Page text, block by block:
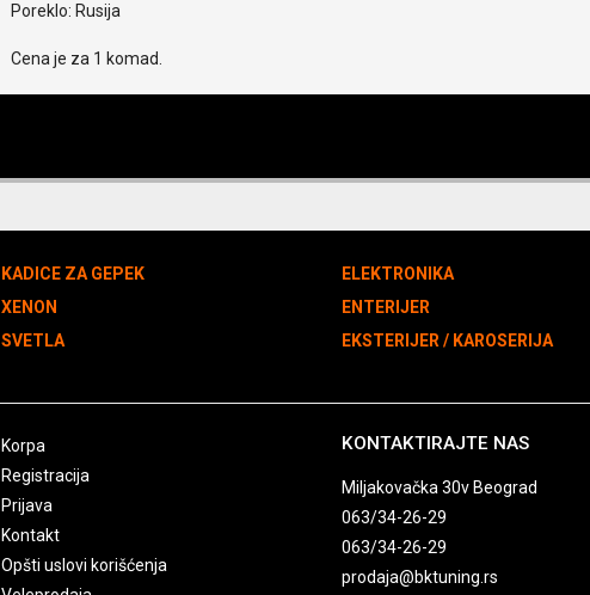
Poreklo: Rusija
Cena je za 1 komad.
KADICE ZA GEPEK
XENON
SVETLA
ELEKTRONIKA
ENTERIJER
EKSTERIJER / KAROSERIJA
Korpa
Registracija
Prijava
Kontakt
Opšti uslovi korišćenja
KONTAKTIRAJTE NAS
Miljakovačka 30v Beograd
063/34-26-29
063/34-26-29
prodaja@bktuning.rs